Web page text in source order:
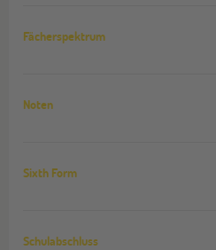
Fächerspektrum
Noten
Sixth Form
Schulabschluss